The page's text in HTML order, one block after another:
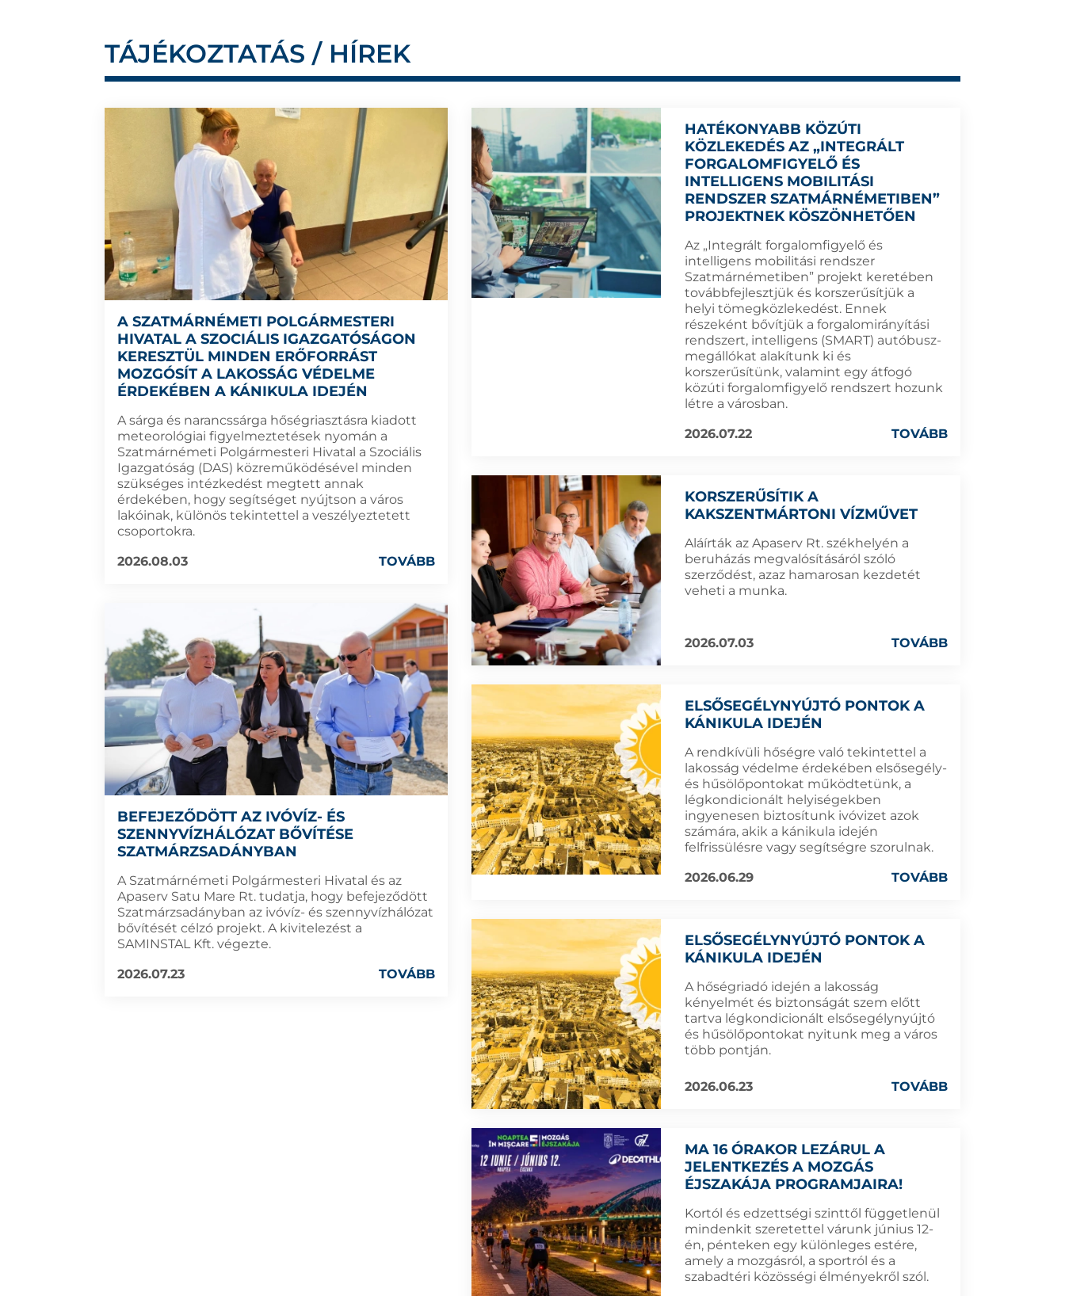
TÁJÉKOZTATÁS / HÍREK
A SZATMÁRNÉMETI POLGÁRMESTERI
HIVATAL A SZOCIÁLIS IGAZGATÓSÁGON
KERESZTÜL MINDEN ERŐFORRÁST
MOZGÓSÍT A LAKOSSÁG VÉDELME
ÉRDEKÉBEN A KÁNIKULA IDEJÉN
A sárga és narancssárga hőségriasztásra kiadott
meteorológiai figyelmeztetések nyomán a
Szatmárnémeti Polgármesteri Hivatal a Szociális
Igazgatóság (DAS) közreműködésével minden
szükséges intézkedést megtett annak
érdekében, hogy segítséget nyújtson a város
lakóinak, különös tekintettel a veszélyeztetett
csoportokra.
2026.08.03
TOVÁBB
BEFEJEZŐDÖTT AZ IVÓVÍZ- ÉS
SZENNYVÍZHÁLÓZAT BŐVÍTÉSE
SZATMÁRZSADÁNYBAN
A Szatmárnémeti Polgármesteri Hivatal és az
Apaserv Satu Mare Rt. tudatja, hogy befejeződött
Szatmárzsadányban az ivóvíz- és szennyvízhálózat
bővítését célzó projekt. A kivitelezést a
SAMINSTAL Kft. végezte.
2026.07.23
TOVÁBB
HATÉKONYABB KÖZÚTI
KÖZLEKEDÉS AZ „INTEGRÁLT
FORGALOMFIGYELŐ ÉS
INTELLIGENS MOBILITÁSI
RENDSZER SZATMÁRNÉMETIBEN”
PROJEKTNEK KÖSZÖNHETŐEN
Az „Integrált forgalomfigyelő és
intelligens mobilitási rendszer
Szatmárnémetiben” projekt keretében
továbbfejlesztjük és korszerűsítjük a
helyi tömegközlekedést. Ennek
részeként bővítjük a forgalomirányítási
rendszert, intelligens (SMART) autóbusz-
megállókat alakítunk ki és
korszerűsítünk, valamint egy átfogó
közúti forgalomfigyelő rendszert hozunk
létre a városban.
2026.07.22
TOVÁBB
KORSZERŰSÍTIK A
KAKSZENTMÁRTONI VÍZMŰVET
Aláírták az Apaserv Rt. székhelyén a
beruházás megvalósításáról szóló
szerződést, azaz hamarosan kezdetét
veheti a munka.
2026.07.03 TOVÁBB
ELSŐSEGÉLYNYÚJTÓ PONTOK A
KÁNIKULA IDEJÉN
A rendkívüli hőségre való tekintettel a
lakosság védelme érdekében elsősegély-
és hűsölőpontokat működtetünk, a
légkondicionált helyiségekben
ingyenesen biztosítunk ivóvizet azok
számára, akik a kánikula idején
felfrissülésre vagy segítségre szorulnak.
2026.06.29
TOVÁBB
ELSŐSEGÉLYNYÚJTÓ PONTOK A
KÁNIKULA IDEJÉN
A hőségriadó idején a lakosság
kényelmét és biztonságát szem előtt
tartva légkondicionált elsősegélynyújtó
és hűsölőpontokat nyitunk meg a város
több pontján.
2026.06.23 TOVÁBB
MA 16 ÓRAKOR LEZÁRUL A
JELENTKEZÉS A MOZGÁS
ÉJSZAKÁJA PROGRAMJAIRA!
Kortól és edzettségi szinttől függetlenül
mindenkit szeretettel várunk június 12-
én, pénteken egy különleges estére,
amely a mozgásról, a sportról és a
szabadtéri közösségi élményekről szól.